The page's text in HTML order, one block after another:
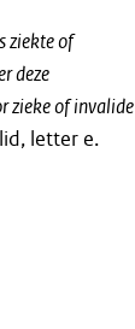
ziekte of
deze
zieke of invalide
letter e.